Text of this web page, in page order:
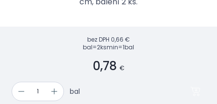
bez DPH 0,66 €
bal=2ksmin=1bal
0,78 €
bal